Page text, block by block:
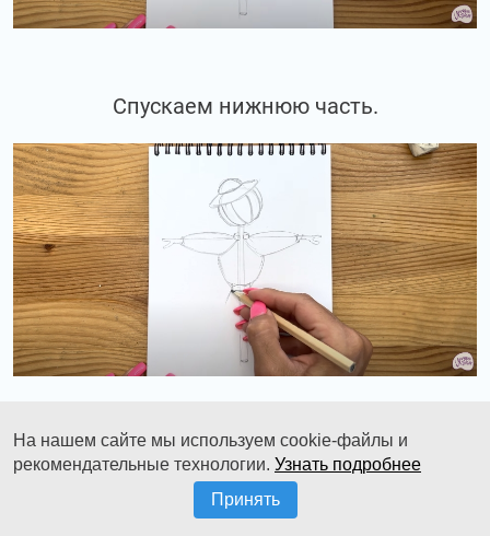
Спускаем нижнюю часть.
Палочка остается как-бы внутри. Т.е. мы
рисуем одежду уже поверх той самой палки,
просвечивая ее насквозь.
На нашем сайте мы используем cookie-файлы и
рекомендательные технологии. Узнать подробнее
Принять